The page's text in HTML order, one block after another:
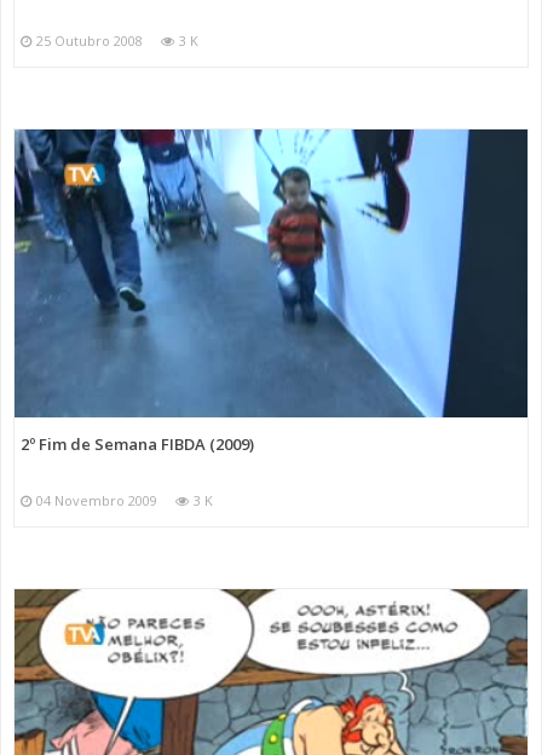
25 Outubro 2008 3 K
2º Fim de Semana FIBDA (2009)
04 Novembro 2009 3 K